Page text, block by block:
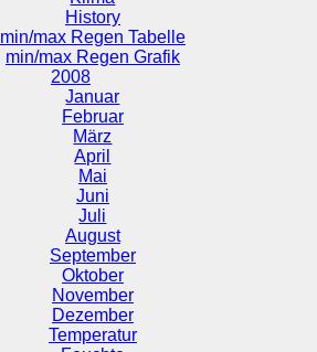
History
min/max Regen Tabelle
min/max Regen Grafik
2008
Januar
Februar
März
April
Mai
Juni
Juli
August
September
Oktober
November
Dezember
Temperatur